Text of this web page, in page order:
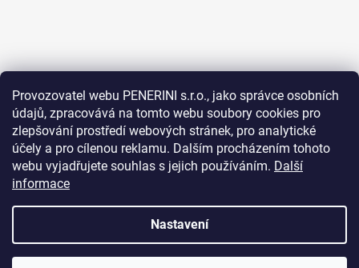
Provozovatel webu PENERINI s.r.o., jako správce osobních
údajů, zpracovává na tomto webu soubory cookies pro
zlepšování prostředí webových stránek, pro analytické
účely a pro cílenou reklamu. Dalším procházením tohoto
webu vyjadřujete souhlas s jejich používáním. Další
informace
Nastavení
Sledovat na Instagramu
Facebook
Vytvořil Shoptet